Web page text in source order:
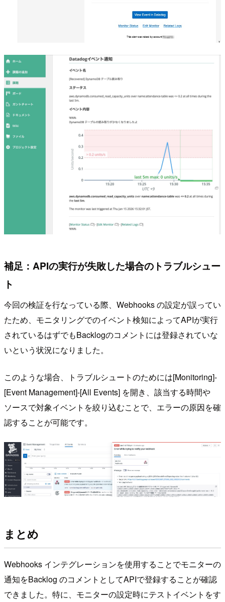
補足：APIの実行が失敗した場合のトラブルシュー
ト
今回の検証を行なっている際、Webhooks の設定が誤ってい
たため、モニタリングでのイベント検知によってAPIが実行
されているはずでもBacklogのコメントには登録されていな
いという状況になりました。
このような場合、トラブルシュートのためには[Monitoring]-
[Event Management]-[All Events] を開き、該当する時間や
ソースで対象イベントを絞り込むことで、エラーの原因を確
認することが可能です。
まとめ
Webhooks インテグレーションを使用することでモニターの
通知をBacklog のコメントとしてAPIで登録することが確認
できました。特に、モニターの設定時にテストイベントをす